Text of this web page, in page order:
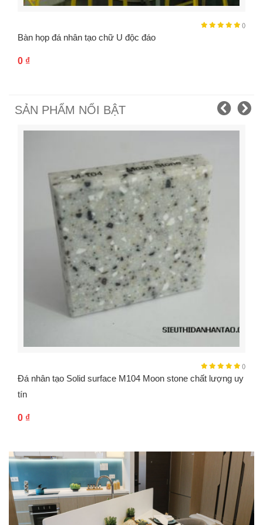
()
Bàn họp đá nhân tạo chữ U độc đáo
0 ₫
SẢN PHẨM NỔI BẬT
()
Đá nhân tạo Solid surface M104 Moon stone chất lượng uy
tín
0 ₫